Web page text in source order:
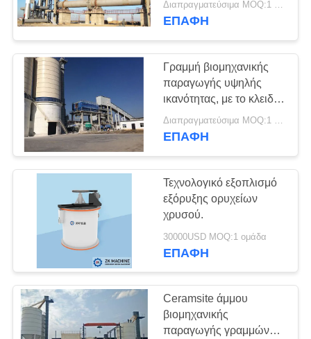
κλιβάνων μαγνήσιου
Διαπραγματεύσιμα MOQ:1 ομάδα
ΕΠΑΦΉ
Γραμμή βιομηχανικής
παραγωγής υψηλής
ικανότητας, με το κλειδί
στο χέρι γραμμή
παραγωγής GGBS
Διαπραγματεύσιμα MOQ:1 ομάδα
ΕΠΑΦΉ
Τεχνολογικό εξοπλισμό
εξόρυξης ορυχείων
χρυσού.
30000USD MOQ:1 ομάδα
ΕΠΑΦΉ
Ceramsite άμμου
βιομηχανικής
παραγωγής γραμμών